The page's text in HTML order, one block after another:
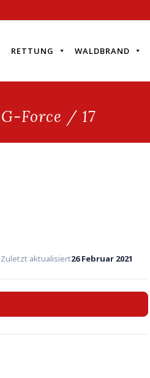
RETTUNG WALDBRAND
G-Force / 17
Zuletzt aktualisiert26 Februar 2021